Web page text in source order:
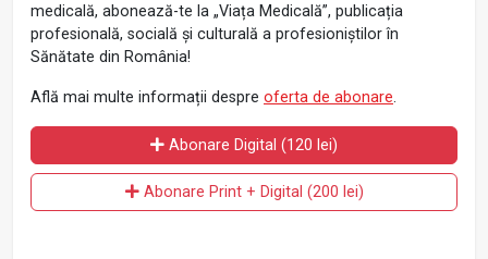
medicală, abonează-te la „Viața Medicală”, publicația
profesională, socială și culturală a profesioniștilor în
Sănătate din România!
Află mai multe informații despre oferta de abonare.
Abonare Digital (120 lei)
Abonare Print + Digital (200 lei)